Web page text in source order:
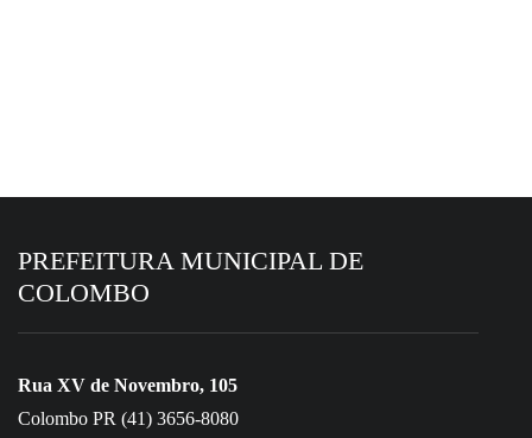
PREFEITURA MUNICIPAL DE
COLOMBO
Rua XV de Novembro, 105
Colombo PR (41) 3656-8080